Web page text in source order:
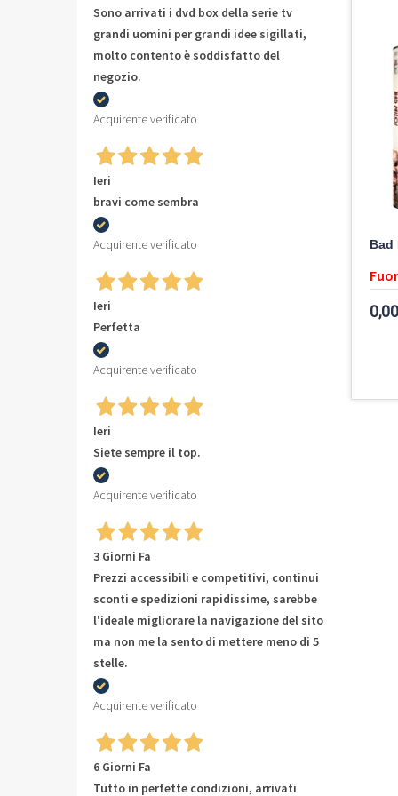
Bad
Sono arrivati i dvd box della serie tv
grandi uomini per grandi idee sigillati,
molto contento è soddisfatto del
negozio.
Acquirente verificato
Ieri
bravi come sembra
Acquirente verificato
Ieri
Perfetta
Acquirente verificato
Ieri
Siete sempre il top.
Acquirente verificato
3 Giorni Fa
Prezzi accessibili e competitivi, continui
sconti e spedizioni rapidissime, sarebbe
l'ideale migliorare la navigazione del sito
ma non me la sento di mettere meno di 5
stelle.
Acquirente verificato
6 Giorni Fa
Tutto in perfette condizioni, arrivati